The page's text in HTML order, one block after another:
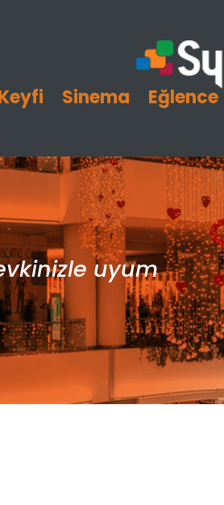
Sinema Eğlence
uyum